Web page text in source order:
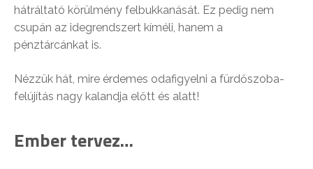
hátráltató körülmény felbukkanását. Ez pedig nem
csupán az idegrendszert kíméli, hanem a
pénztárcánkat is.
Nézzük hát, mire érdemes odafigyelni a fürdőszoba-
felújítás nagy kalandja előtt és alatt!
Ember tervez…